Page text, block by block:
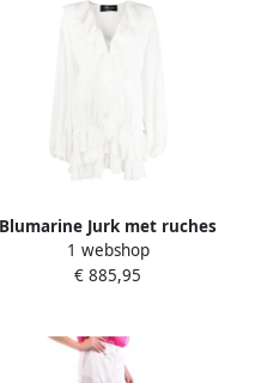
Blumarine Jurk met ruches
White Dames
1 webshop
€ 885,95